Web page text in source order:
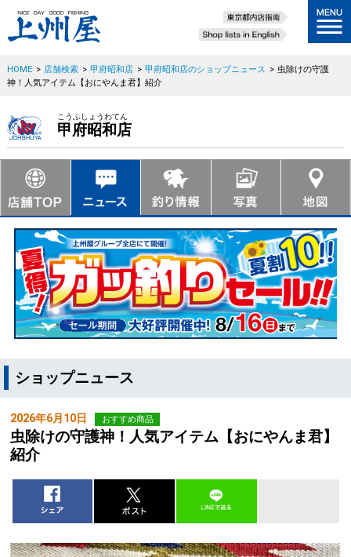
HOME > 店舗検索 > 甲府昭和店 > 甲府昭和店のショップニュース > 虫除けの守護
神！人気アイテム【おにやんま君】紹介
こうふしょうわてん
甲府昭和店
ショップニュース
2026年6月10日 おすすめ商品
虫除けの守護神！人気アイテム【おにやんま君】
紹介